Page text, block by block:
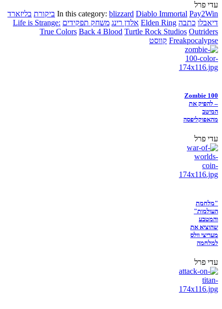
עדי פרל
In this category: blizzard Diablo Immortal Pay2Win ביקורת בליזארד
דיאבלו כתבה Elden Ring אלדן רינג משחק תפקידים Life is Strange:
True Colors Back 4 Blood Turtle Rock Studios Outriders
Freakpocalypse קווסט
Zombie 100
– להפיק את
המיטב
מהאפוקליפסה
עדי פרל
"מלחמת
העולמות"
והמטבע
שהוציא את
מעריצי וולס
למלחמה
עדי פרל